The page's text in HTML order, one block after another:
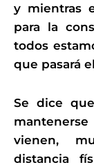
y mientras
para la
todos
que pasará
Se dice
vienen,
distancia